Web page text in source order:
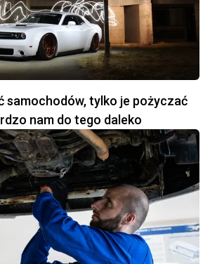
samochodów, tylko je pożyczać
nam do tego daleko